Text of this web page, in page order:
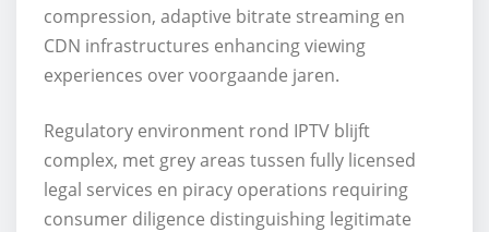
compression, adaptive bitrate streaming en
CDN infrastructures enhancing viewing
experiences over voorgaande jaren.
Regulatory environment rond IPTV blijft
complex, met grey areas tussen fully licensed
legal services en piracy operations requiring
consumer diligence distinguishing legitimate